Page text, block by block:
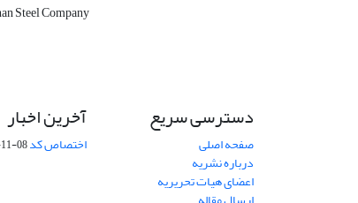
Steel Company
دسترسی سریع
صفحه اصلی
درباره نشریه
اعضای هیات تحریریه
آخرین اخبار
اختصاص کد DOR08